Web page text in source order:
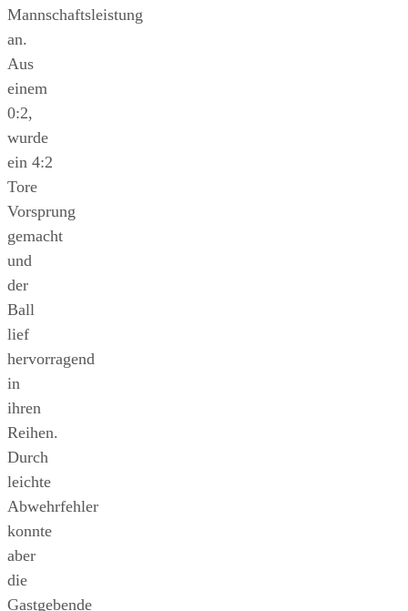
Mannschaftsleistung
an.
Aus
einem
0:2,
wurde
ein 4:2
Tore
Vorsprung
gemacht
und
der
Ball
lief
hervorragend
in
ihren
Reihen.
Durch
leichte
Abwehrfehler
konnte
aber
die
Gastgebende